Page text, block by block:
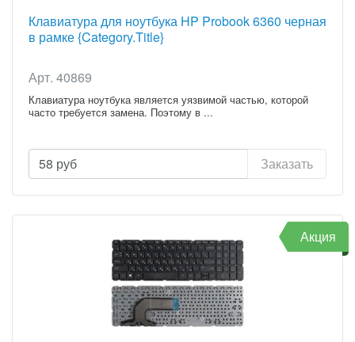
Клавиатура для ноутбука HP Probook 6360 черная
в рамке {Category.Title}
Арт. 40869
Клавиатура ноутбука является уязвимой частью, которой
часто требуется замена. Поэтому в ...
58 руб Заказать
Акция